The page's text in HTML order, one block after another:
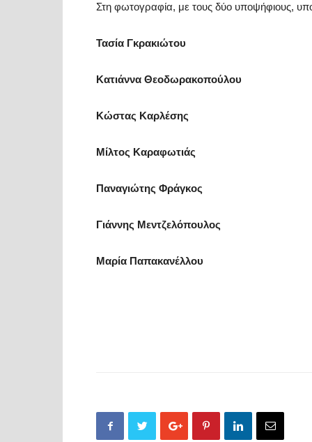
Στη φωτογραφία, με τους δύο υποψήφιους,
Τασία Γκρακιώτου
Κατιάννα Θεοδωρακοπούλου
Κώστας Καρλέσης
Μίλτος Καραφωτιάς
Παναγιώτης Φράγκος
Γιάννης Μεντζελόπουλος
Μαρία Παπακανέλλου